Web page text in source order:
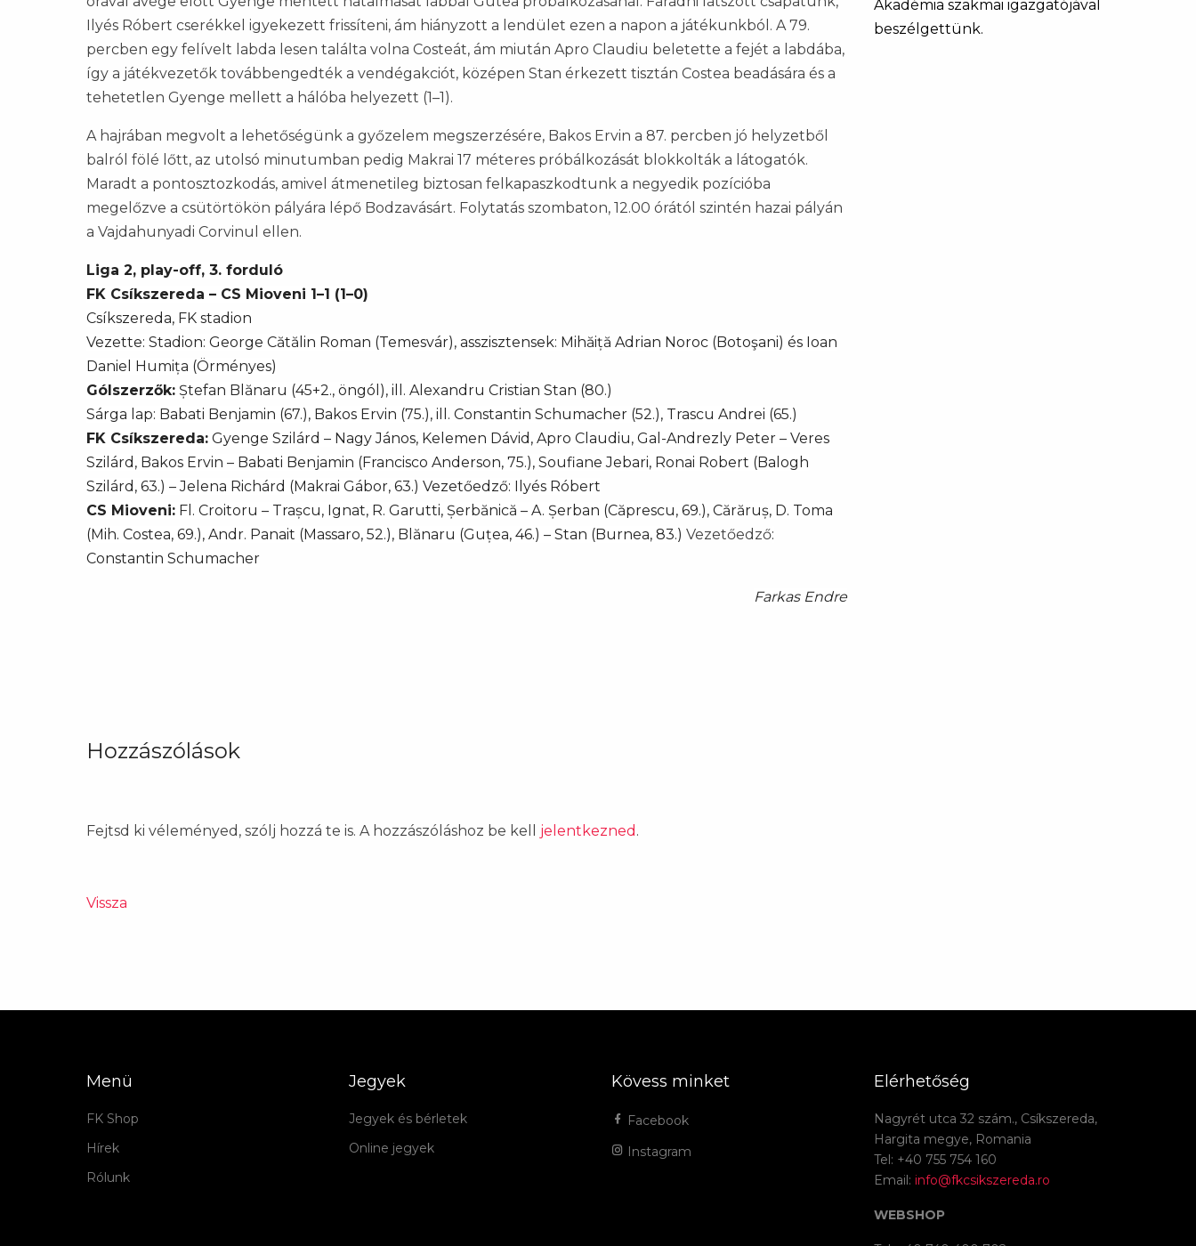
Ilyés Róbert cserékkel igyekezett frissíteni, ám hiányzott a lendület ezen a napon a játékunkból. A 79.
percben egy felívelt labda lesen találta volna Costeát, ám miután Apro Claudiu beletette a fejét a labdába,
így a játékvezetők továbbengedték a vendégakciót, középen Stan érkezett tisztán Costea beadására és a
tehetetlen Gyenge mellett a hálóba helyezett (1–1).
A hajrában megvolt a lehetőségünk a győzelem megszerzésére, Bakos Ervin a 87. percben jó helyzetből
balról fölé lőtt, az utolsó minutumban pedig Makrai 17 méteres próbálkozását blokkolták a látogatók.
Maradt a pontosztozkodás, amivel átmenetileg biztosan felkapaszkodtunk a negyedik pozícióba
megelőzve a csütörtökön pályára lépő Bodzavásárt. Folytatás szombaton, 12.00 órától szintén hazai pályán
a Vajdahunyadi Corvinul ellen.
Liga 2, play-off, 3. forduló
FK Csíkszereda – CS Mioveni 1–1 (1–0)
Csíkszereda, FK stadion
Vezette: Stadion: George Cătălin Roman (Temesvár), asszisztensek: Mihăiță Adrian Noroc (Botoşani) és Ioan
Daniel Humița (Örményes)
Gólszerzők: Ștefan Blănaru (45+2., öngól), ill. Alexandru Cristian Stan (80.)
Sárga lap: Babati Benjamin (67.), Bakos Ervin (75.), ill. Constantin Schumacher (52.), Trascu Andrei (65.)
FK Csíkszereda: Gyenge Szilárd – Nagy János, Kelemen Dávid, Apro Claudiu, Gal-Andrezly Peter – Veres
Szilárd, Bakos Ervin – Babati Benjamin (Francisco Anderson, 75.), Soufiane Jebari, Ronai Robert (Balogh
Szilárd, 63.) – Jelena Richárd (Makrai Gábor, 63.) Vezetőedző: Ilyés Róbert
CS Mioveni: Fl. Croitoru – Trașcu, Ignat, R. Garutti, Șerbănică – A. Șerban (Căprescu, 69.), Cărăruș, D. Toma
(Mih. Costea, 69.), Andr. Panait (Massaro, 52.), Blănaru (Guțea, 46.) – Stan (Burnea, 83.) Vezetőedző:
Constantin Schumacher
Farkas Endre
Akadémia szakmai igazgatójával
beszélgettünk.
Hozzászólások
Fejtsd ki véleményed, szólj hozzá te is. A hozzászóláshoz be kell jelentkezned .
Vissza
Menü
FK Shop
Hírek
Rólunk
Jegyek
Jegyek és bérletek
Online jegyek
Kövess minket
Facebook
Instagram
Elérhetőség
Nagyrét utca 32 szám., Csíkszereda,
Hargita megye, Romania
Tel: +40 755 754 160
Email: info@fkcsikszereda.ro
WEBSHOP